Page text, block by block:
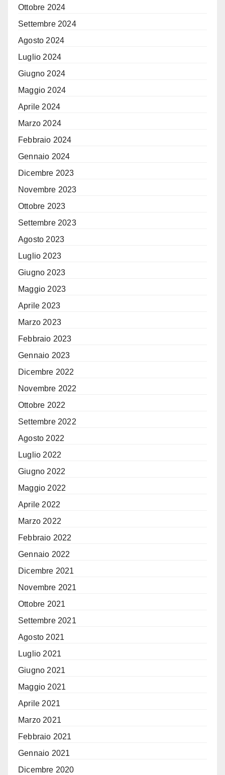
Ottobre 2024
Settembre 2024
Agosto 2024
Luglio 2024
Giugno 2024
Maggio 2024
Aprile 2024
Marzo 2024
Febbraio 2024
Gennaio 2024
Dicembre 2023
Novembre 2023
Ottobre 2023
Settembre 2023
Agosto 2023
Luglio 2023
Giugno 2023
Maggio 2023
Aprile 2023
Marzo 2023
Febbraio 2023
Gennaio 2023
Dicembre 2022
Novembre 2022
Ottobre 2022
Settembre 2022
Agosto 2022
Luglio 2022
Giugno 2022
Maggio 2022
Aprile 2022
Marzo 2022
Febbraio 2022
Gennaio 2022
Dicembre 2021
Novembre 2021
Ottobre 2021
Settembre 2021
Agosto 2021
Luglio 2021
Giugno 2021
Maggio 2021
Aprile 2021
Marzo 2021
Febbraio 2021
Gennaio 2021
Dicembre 2020